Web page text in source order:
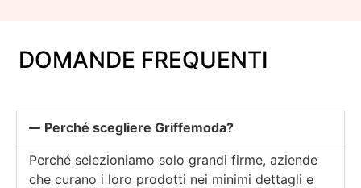
DOMANDE FREQUENTI
Perché scegliere Griffemoda?
Perché selezioniamo solo grandi firme, aziende
che curano i loro prodotti nei minimi dettagli e